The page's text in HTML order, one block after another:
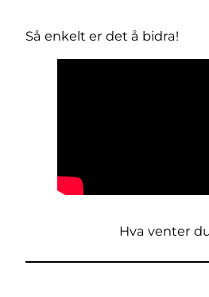
Så enkelt er det å bidra!
Hva venter